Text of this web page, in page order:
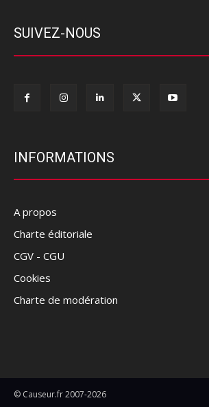
SUIVEZ-NOUS
INFORMATIONS
A propos
Charte éditoriale
CGV - CGU
Cookies
Charte de modération
© Causeur.fr 2007-2026